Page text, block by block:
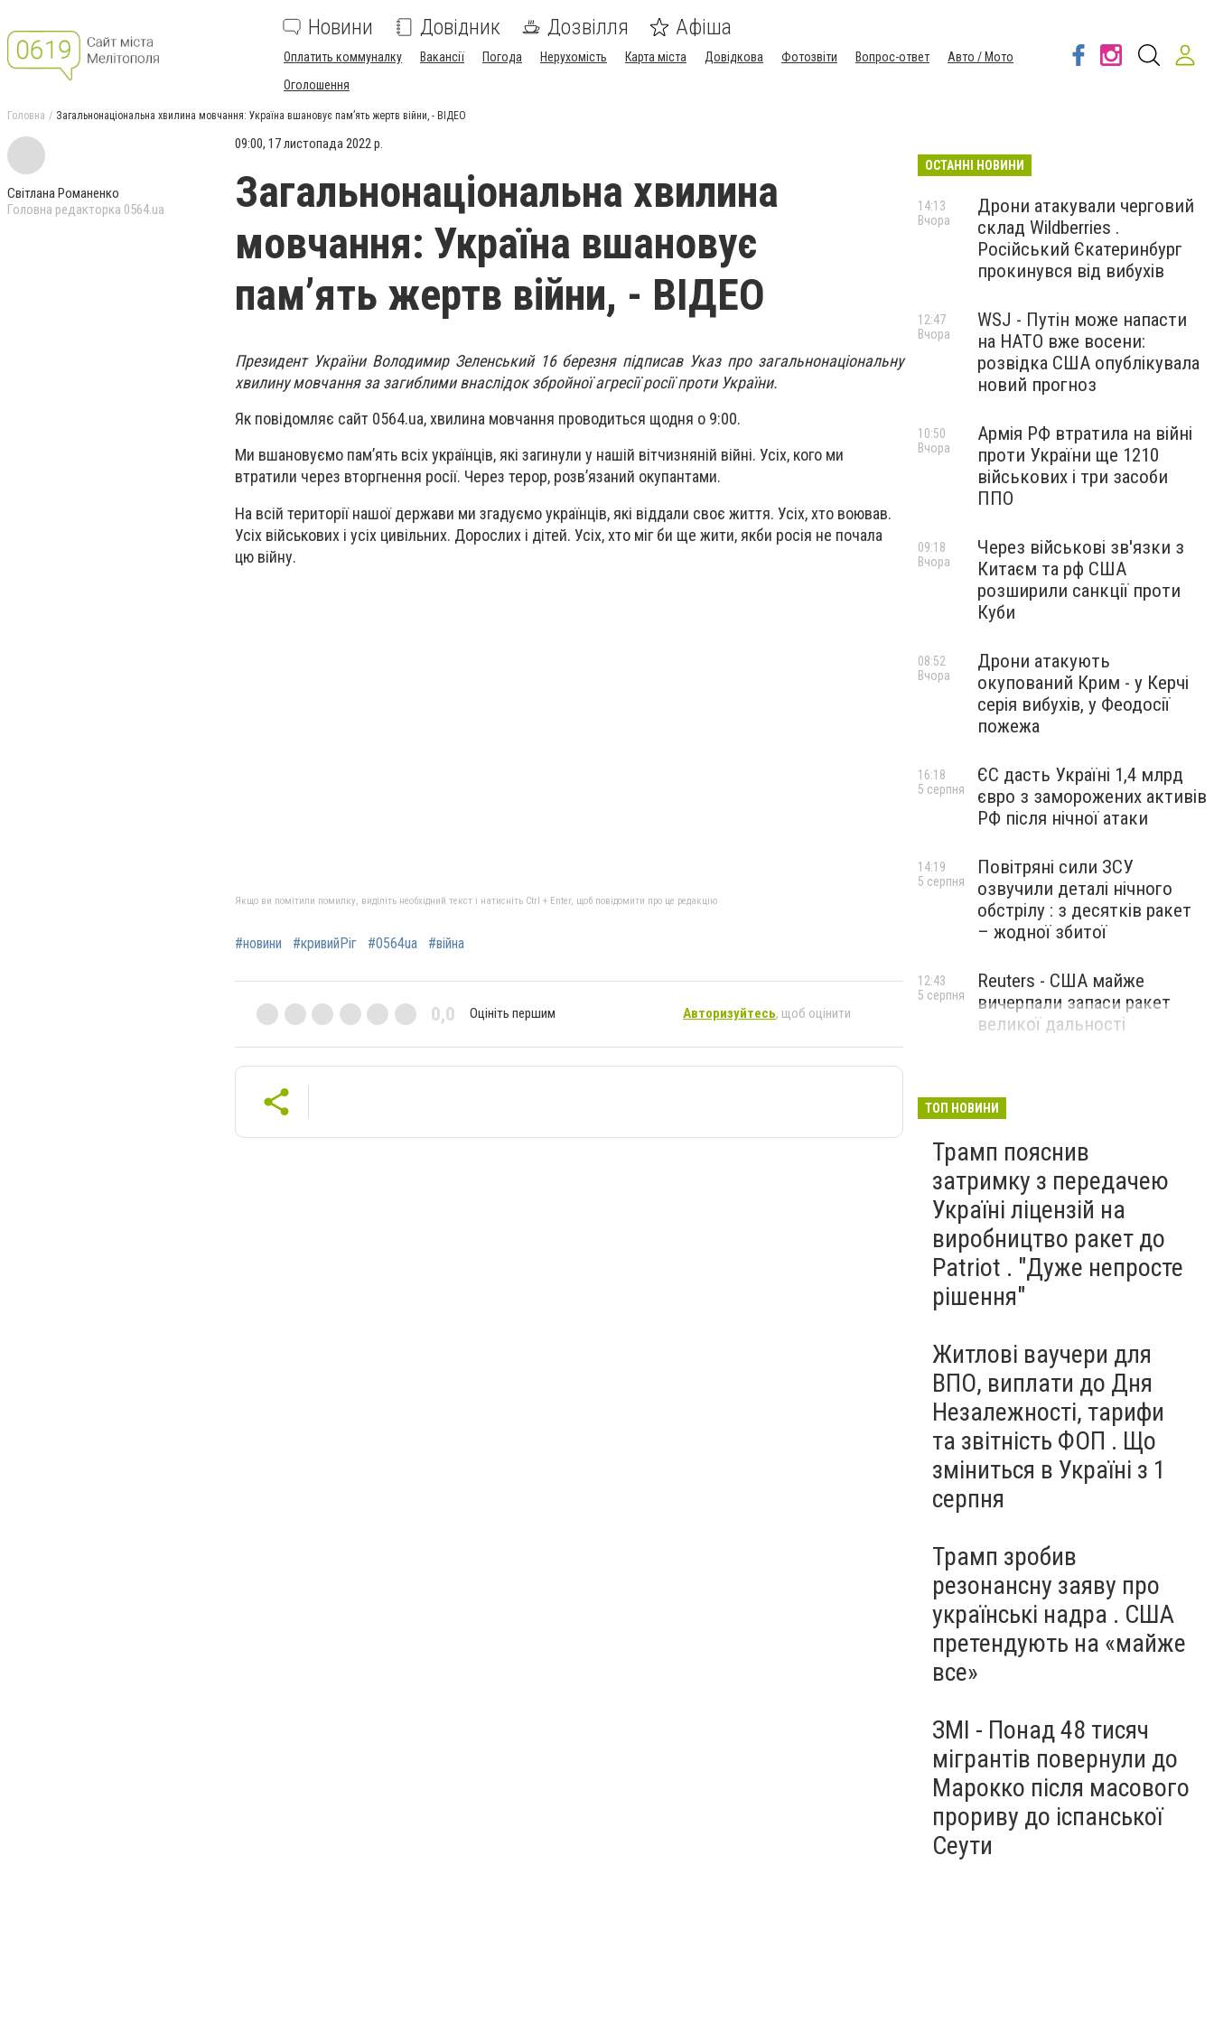
Новини Довідник Дозвілля Афіша
Оплатить коммуналку Вакансії Погода Нерухомість Карта міста Довідкова Фотозвіти Вопрос-ответ
Авто / Мото
Оголошення
Головна Загальнонаціональна хвилина мовчання: Україна вшановує пам’ять жертв війни, - ВІДЕО
Світлана Романенко
Головна редакторка 0564.ua
09:00, 17 листопада 2022 р.
Загальнонаціональна хвилина
мовчання: Україна вшановує
пам’ять жертв війни, - ВІДЕО
Президент України Володимир Зеленський 16 березня підписав Указ про загальнонаціональну
хвилину мовчання за загиблими внаслідок збройної агресії росії проти України.
Як повідомляє сайт 0564.ua, хвилина мовчання проводиться щодня о 9:00.
Ми вшановуємо памʼять всіх українців, які загинули у нашій вітчизняній війні. Усіх, кого ми
втратили через вторгнення росії. Через терор, розвʼязаний окупантами.
На всій території нашої держави ми згадуємо українців, які віддали своє життя. Усіх, хто воював.
Усіх військових і усіх цивільних. Дорослих і дітей. Усіх, хто міг би ще жити, якби росія не почала
цю війну.
Якщо ви помітили помилку, виділіть необхідний текст і натисніть Ctrl + Enter, щоб повідомити про це редакцію
#новини #кривийРіг #0564ua #війна
0,0 Оцініть першим Авторизуйтесь, щоб оцінити
ОСТАННІ НОВИНИ
Дрони атакували черговий
склад Wildberries .
Російський Єкатеринбург
прокинувся від вибухів
14:13
Вчора
WSJ - Путін може напасти
на НАТО вже восени:
розвідка США опублікувала
новий прогноз
12:47
Вчора
Армія РФ втратила на війні
проти України ще 1210
військових і три засоби
ППО
10:50
Вчора
Через військові зв'язки з
Китаєм та рф США
розширили санкції проти
Куби
09:18
Вчора
Дрони атакують
окупований Крим - у Керчі
серія вибухів, у Феодосії
пожежа
08:52
Вчора
ЄС дасть Україні 1,4 млрд
євро з заморожених активів
РФ після нічної атаки
16:18
5 серпня
Повітряні сили ЗСУ
озвучили деталі нічного
обстрілу : з десятків ракет
– жодної збитої
14:19
5 серпня
Reuters - США майже
вичерпали запаси ракет
великої дальності
12:43
5 серпня
ТОП НОВИНИ
Трамп пояснив
затримку з передачею
Україні ліцензій на
виробництво ракет до
Patriot . "Дуже непросте
рішення"
Житлові ваучери для
ВПО, виплати до Дня
Незалежності, тарифи
та звітність ФОП . Що
зміниться в Україні з 1
серпня
Трамп зробив
резонансну заяву про
українські надра . США
претендують на «майже
все»
ЗМІ - Понад 48 тисяч
мігрантів повернули до
Марокко після масового
прориву до іспанської
Сеути